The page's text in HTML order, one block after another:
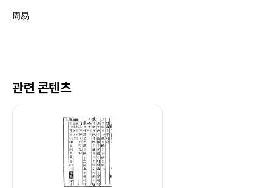
周易
관련 콘텐츠